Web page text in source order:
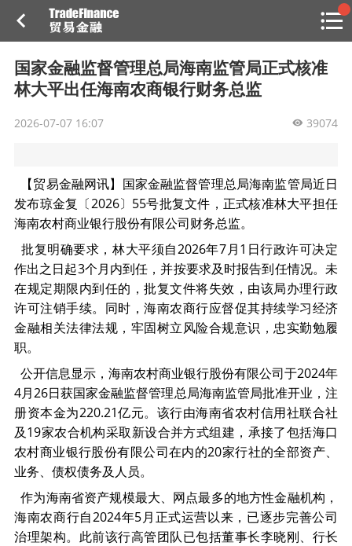
国家金融监督管理总局海南监管局正式核准
林大平出任海南农商银行财务总监
2026-07-07 16:07 39074
【贸易金融网讯】国家金融监督管理总局海南监管局近日
发布琼金复〔2026〕55号批复文件，正式核准林大平担任
海南农村商业银行股份有限公司财务总监。
批复明确要求，林大平须自2026年7月1日行政许可决定
作出之日起3个月内到任，并按要求及时报告到任情况。未
在规定期限内到任的，批复文件将失效，由该局办理行政
许可注销手续。同时，海南农商行应督促其持续学习经济
金融相关法律法规，牢固树立风险合规意识，忠实勤勉履
职。
公开信息显示，海南农村商业银行股份有限公司于2024年
4月26日获国家金融监督管理总局海南监管局批准开业，注
册资本金为220.21亿元。该行由海南省农村信用社联合社
及19家农合机构采取新设合并方式组建，承接了包括海口
农村商业银行股份有限公司在内的20家行社的全部资产、
业务、债权债务及人员。
作为海南省资产规模最大、网点最多的地方性金融机构，
海南农商行自2024年5月正式运营以来，已逐步完善公司
治理架构。此前该行高管团队已包括董事长李晓刚、行长
热
点
栏
目
贸金说图
专家投稿
贸金招聘
贸金微博
贸金书店
贸金投融（投融资信息平台）
活动
研习社
消息
我的
贸金书城
贸金公众号
贸金APP